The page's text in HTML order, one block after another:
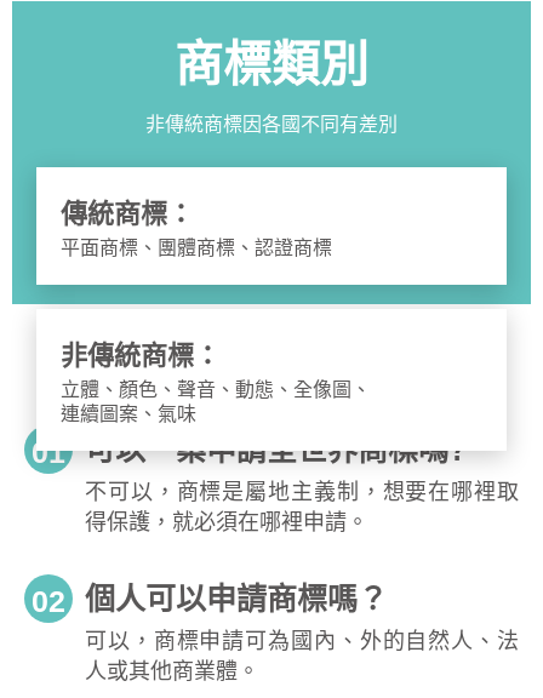
01 可以一案申請全世界商標嗎?
不可以，商標是屬地主義制，想要在哪裡取
得保護，就必須在哪裡申請。
02 個人可以申請商標嗎？
可以，商標申請可為國內、外的自然人、法
人或其他商業體。
商標類別
非傳統商標因各國不同有差別
傳統商標：
平面商標、團體商標、認證商標
非傳統商標：
立體、顏色、聲音、動態、全像圖、
連續圖案、氣味